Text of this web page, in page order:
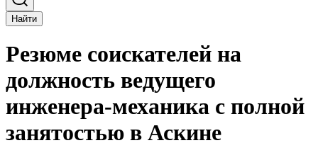
Найти
Резюме соискателей на
должность ведущего
инженера-механика с полной
занятостью в Аскине